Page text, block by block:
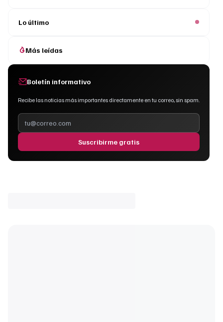
Lo último
Más leídas
Boletín informativo
Recibe las noticias más importantes directamente en tu correo, sin spam.
Suscribirme gratis